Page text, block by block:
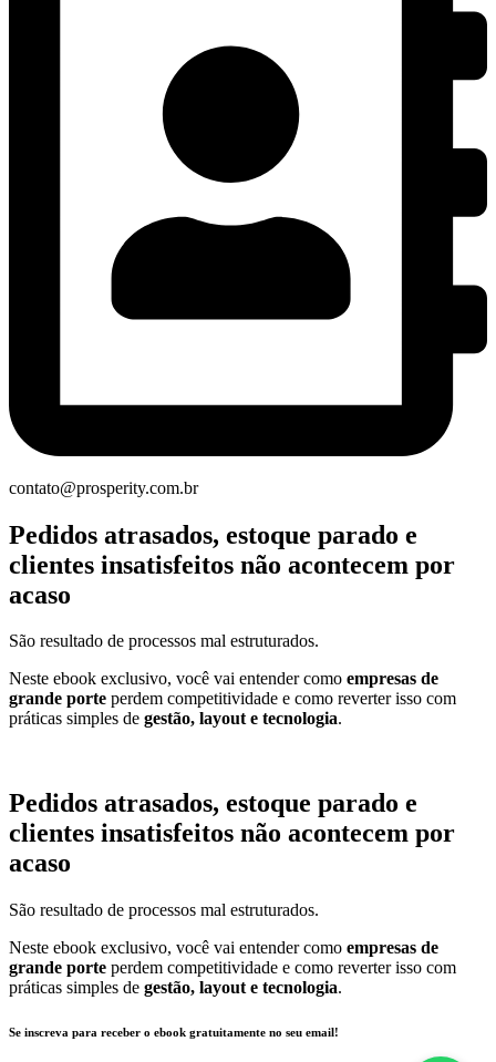
contato@prosperity.com.br
Pedidos atrasados, estoque parado e
clientes insatisfeitos não acontecem por
acaso
São resultado de processos mal estruturados.
Neste ebook exclusivo, você vai entender como empresas de
grande porte perdem competitividade e como reverter isso com
práticas simples de gestão, layout e tecnologia.
Pedidos atrasados, estoque parado e
clientes insatisfeitos não acontecem por
acaso
São resultado de processos mal estruturados.
Neste ebook exclusivo, você vai entender como empresas de
grande porte perdem competitividade e como reverter isso com
práticas simples de gestão, layout e tecnologia.
Se inscreva para receber o ebook gratuitamente no seu email!